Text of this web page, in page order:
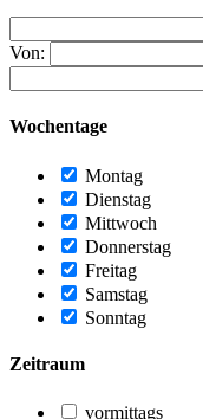
Von:
Wochentage
Montag
Dienstag
Mittwoch
Donnerstag
Freitag
Samstag
Sonntag
Zeitraum
vormittags